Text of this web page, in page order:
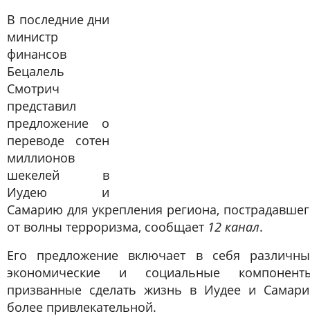
В последние дни
министр
финансов
Бецалель
Смотрич
представил
предложение о
переводе сотен
миллионов
шекелей в
Иудею и
Самарию для укрепления региона,
от волны терроризма, сообщает 12 канал.
Его предложение включает в себя
экономические и социальные
призванные сделать жизнь в Иудее и
более привлекательной.